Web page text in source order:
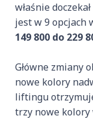
właśnie
jest w 9 opcjach
149 800 do 229
Główne zmiany
nowe kolory
liftingu
trzy nowe kolory